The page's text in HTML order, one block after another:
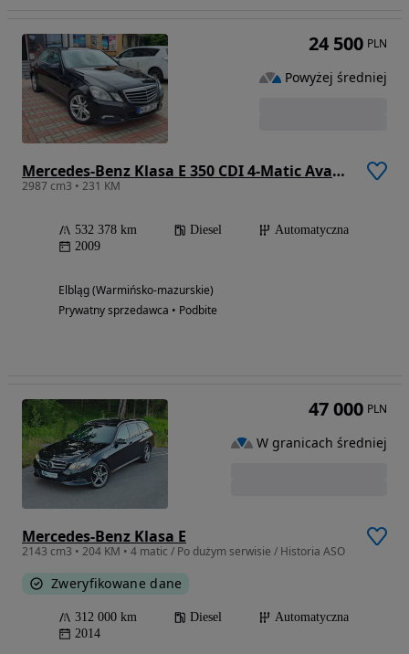
Mercedes-Benz Klasa E 350 CDI 4-Matic Avantgarde
2987 cm3 • 231 KM
532 378 km Diesel
Automatyczna
2009
Elbląg (Warmińsko-mazurskie)
Prywatny sprzedawca • Podbite
24 500 PLN
Powyżej średniej
Mercedes-Benz Klasa E
2143 cm3 • 204 KM • 4 matic / Po dużym serwisie / Historia ASO
Zweryfikowane dane
312 000 km Diesel
Automatyczna
2014
47 000 PLN
W granicach średniej